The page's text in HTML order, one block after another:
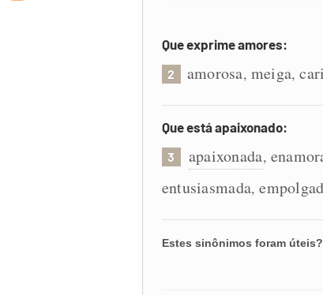
Que exprime amores:
2 amorosa, meiga,
Que está apaixonado:
3 apaixonada,
entusiasmada,
Estes sinônimos foram úteis?